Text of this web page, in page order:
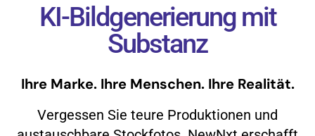
KI-Bildgenerierung mit
Substanz
Ihre Marke. Ihre Menschen. Ihre Realität.
Vergessen Sie teure Produktionen und